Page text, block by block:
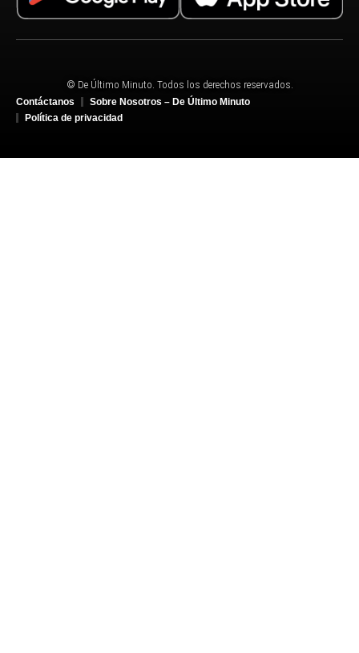
© De Último Minuto. Todos los derechos reservados.
Contáctanos
Sobre Nosotros – De Último Minuto
Política de privacidad